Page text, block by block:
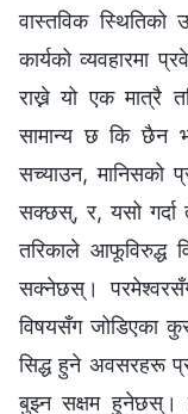
वास्तविक स्थितिको
कार्यको व्यवहारमा
राख्ने यो एक मात्रै
सामान्य छ कि छैन
सच्याउन, मानिसको
सक्छस्, र, यसो गर्दा
तरिकाले आफूविरुद्ध
सक्नेछस्।
विषयसँग जोडिएका
सिद्ध हुने अवसरहरू
बुझ्न सक्षम हुनेछस्।